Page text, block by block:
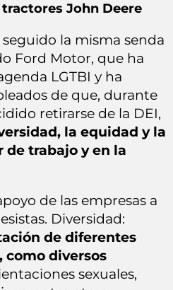
John Deere
la misma senda
Ford Motor, que ha
LGTBI y ha
de que, durante
retirarse de la DEI,
la equidad y la
de trabajo y en la
de las empresas a
Diversidad:
de diferentes
como diversos
sexuales,